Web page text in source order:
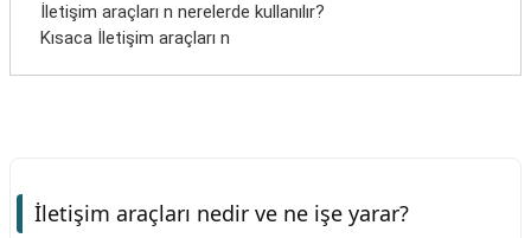
İletişim araçları n nerelerde kullanılır?
Kısaca İletişim araçları n
İletişim araçları nedir ve ne işe yarar?